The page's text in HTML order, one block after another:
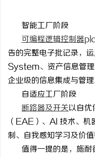
智能工厂阶段
可编程逻辑控制器
告的完整电子批记录，
System、资产信息管
企业级的信息集成与管
自适应工厂阶段
断路器及开关以自优
（EAE）、AI 技术、机
制、自我感知学习及价
值得一提的是，施耐